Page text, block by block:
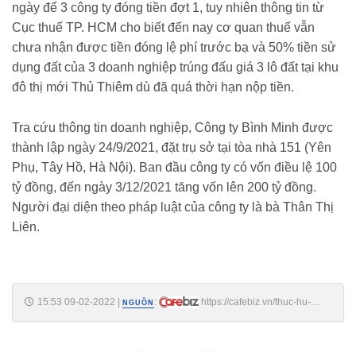
ngày để 3 công ty đóng tiền đợt 1, tuy nhiên thông tin từ
Cục thuế TP. HCM cho biết đến nay cơ quan thuế vẫn
chưa nhận được tiền đóng lệ phí trước bạ và 50% tiền sử
dụng đất của 3 doanh nghiệp trúng đấu giá 3 lô đất tại khu
đô thị mới Thủ Thiêm dù đã quá thời hạn nộp tiền.
Tra cứu thông tin doanh nghiệp, Công ty Bình Minh được
thành lập ngày 24/9/2021, đặt trụ sở tại tòa nhà 151 (Yên
Phụ, Tây Hồ, Hà Nội). Ban đầu công ty có vốn điều lệ 100
tỷ đồng, đến ngày 3/12/2021 tăng vốn lên 200 tỷ đồng.
Người đại diện theo pháp luật của công ty là bà Thân Thị
Liên.
15:53 09-02-2022 | NGUỒN :
https://cafebiz.vn/thuc-hu-